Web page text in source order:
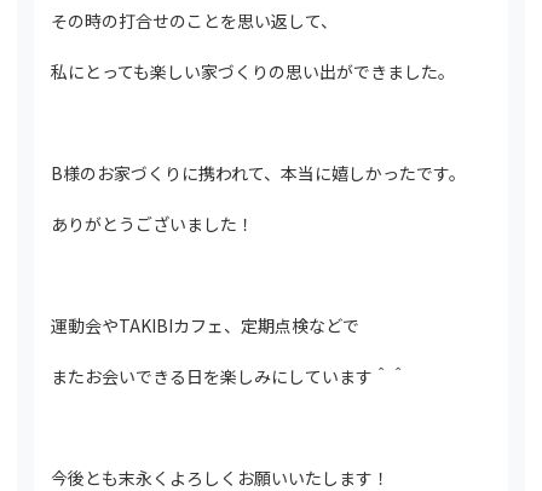
その時の打合せのことを思い返して、
私にとっても楽しい家づくりの思い出ができました。
B様のお家づくりに携われて、本当に嬉しかったです。
ありがとうございました！
運動会やTAKIBIカフェ、定期点検などで
またお会いできる日を楽しみにしています＾＾
今後とも末永くよろしくお願いいたします！